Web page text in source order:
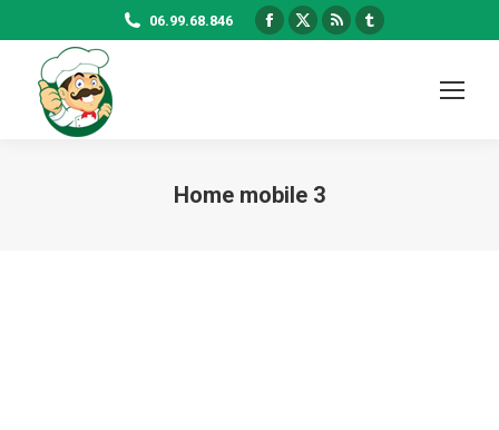
06.99.68.846
Facebook
X
Rss Tumblr
Home mobile 3